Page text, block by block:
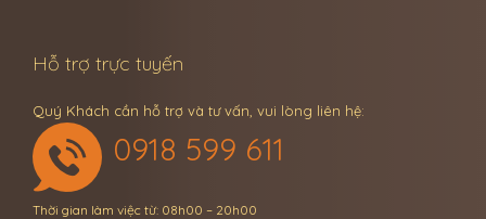
Hỗ trợ trực tuyến
Quý Khách cần hỗ trợ và tư vấn, vui lòng liên hệ:
0918 599 611
Thời gian làm việc từ: 08h00 – 20h00